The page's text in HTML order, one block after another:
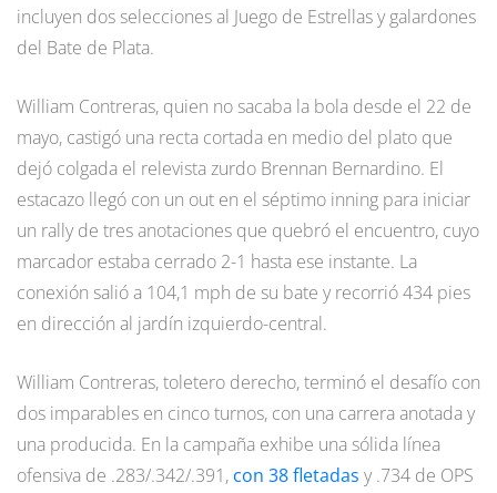
incluyen dos selecciones al Juego de Estrellas y galardones
del Bate de Plata.
William Contreras, quien no sacaba la bola desde el 22 de
mayo, castigó una recta cortada en medio del plato que
dejó colgada el relevista zurdo Brennan Bernardino. El
estacazo llegó con un out en el séptimo inning para iniciar
un rally de tres anotaciones que quebró el encuentro, cuyo
marcador estaba cerrado 2-1 hasta ese instante. La
conexión salió a 104,1 mph de su bate y recorrió 434 pies
en dirección al jardín izquierdo-central.
William Contreras, toletero derecho, terminó el desafío con
dos imparables en cinco turnos, con una carrera anotada y
una producida. En la campaña exhibe una sólida línea
ofensiva de .283/.342/.391, con 38 fletadas y .734 de OPS